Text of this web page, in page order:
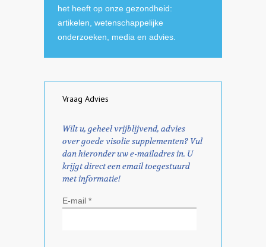
het heeft op onze gezondheid:
artikelen, wetenschappelijke
onderzoeken, media en advies.
Vraag Advies
Wilt u, geheel vrijblijvend, advies
over goede visolie supplementen? Vul
dan hieronder uw e-mailadres in. U
krijgt direct een email toegestuurd
met informatie!
E-mail *